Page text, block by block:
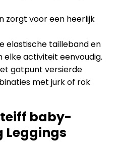
zorgt voor een heerlijk
elastische tailleband en
elke activiteit eenvoudig.
gatpunt versierde
met jurk of rok
baby-
Leggings